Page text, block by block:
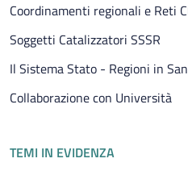
Coordinamenti regionali e Reti
Soggetti Catalizzatori SSSR
Il Sistema Stato - Regioni in
Collaborazione con Università
TEMI IN EVIDENZA